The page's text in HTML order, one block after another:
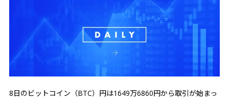
8日のビットコイン（BTC）円は1649万6860円から取引が始まっ